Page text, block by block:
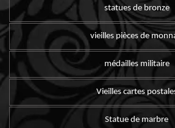
statues de bronze
vieilles pièces de
médailles militaire
Vieilles cartes
Statue de marbre